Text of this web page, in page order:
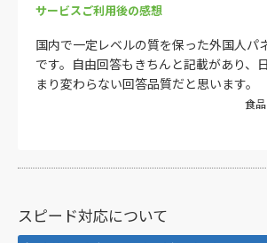
サービスご利用後の感想
国内で一定レベルの質を保った外国人パ
です。自由回答もきちんと記載があり、
まり変わらない回答品質だと思います。
食
スピード対応について